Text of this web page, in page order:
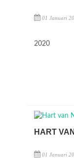
01 Januari
2020
HART
01 Januari